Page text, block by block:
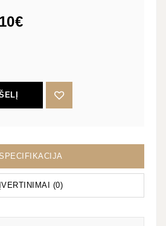
SPECIFIKACIJA
ĮVERTINIMAI (0)